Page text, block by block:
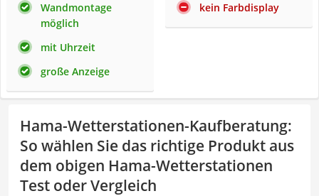
Wandmontage
möglich
mit Uhrzeit
große Anzeige
kein Farbdisplay
Hama-Wetterstationen-Kaufberatung:
So wählen Sie das richtige Produkt aus
dem obigen Hama-Wetterstationen
Test oder Vergleich